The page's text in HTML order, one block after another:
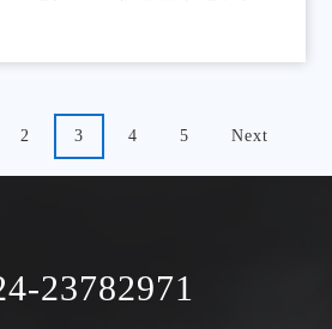
2 3 4 5 Next
23782971